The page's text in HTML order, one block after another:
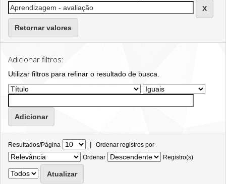
Retornar valores
Adicionar filtros:
Utilizar filtros para refinar o resultado de busca.
Resultados/Página | Ordenar registros por
Ordenar
Registro(s)